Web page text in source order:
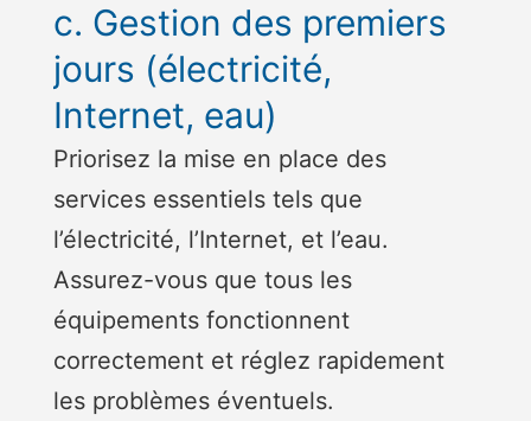
c. Gestion des premiers
jours (électricité,
Internet, eau)
Priorisez la mise en place des
services essentiels tels que
l’électricité, l’Internet, et l’eau.
Assurez-vous que tous les
équipements fonctionnent
correctement et réglez rapidement
les problèmes éventuels.